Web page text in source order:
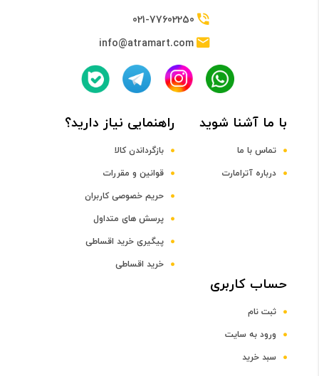
Hisilicon Kirin 710F (12 nm)
فرکانس پردازنده مرکزی
Mali-G51 M‍P4
صفحه نمایش
021-77602250
info@atramart.com
با ما آشنا شوید
تماس با ما
درباره آترامارت
راهنمایی نیاز دارید؟
بازگرداندن کالا
قوانین و مقررات
حریم خصوصی کاربران
پرسش های متداول
پیگیری خرید اقساطی
خرید اقساطی
حساب کاربری
ثبت نام
ورود به سایت
سبد خرید